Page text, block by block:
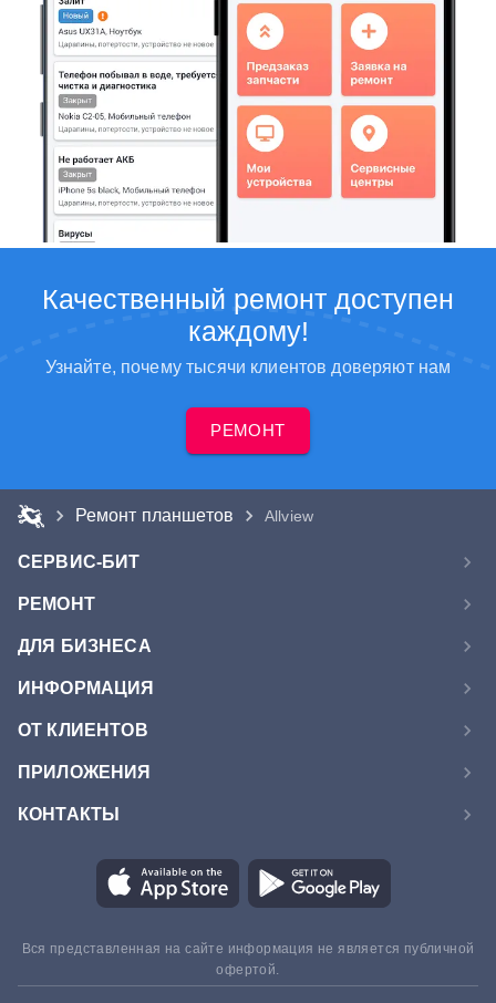
Качественный ремонт доступен
каждому!
Узнайте, почему тысячи клиентов доверяют нам
РЕМОНТ
Ремонт планшетов Allview
СЕРВИС-БИТ
РЕМОНТ
ДЛЯ БИЗНЕСА
ИНФОРМАЦИЯ
ОТ КЛИЕНТОВ
ПРИЛОЖЕНИЯ
КОНТАКТЫ
Вся представленная на сайте информация не является публичной
офертой.